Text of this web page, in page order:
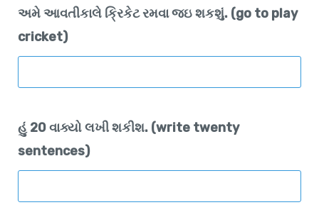
અમે આવતીકાલે ક્રિકેટ રમવા જઇ શકશું. (go to play
cricket)
હું 20 વાક્યો લખી શકીશ. (write twenty
sentences)